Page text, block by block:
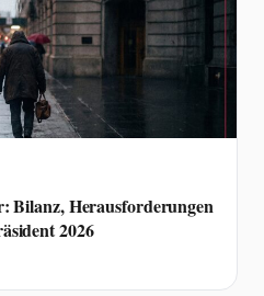
Bilanz, Herausforderungen
2026